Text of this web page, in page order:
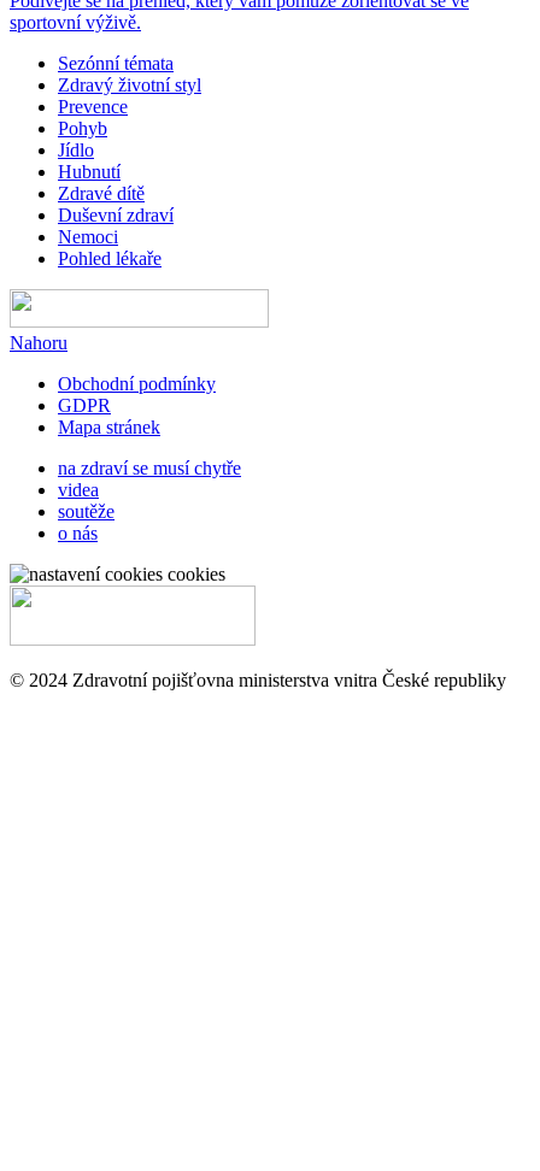
sportovní výživě.
Sezónní témata
Zdravý životní styl
Prevence
Pohyb
Jídlo
Hubnutí
Zdravé dítě
Duševní zdraví
Nemoci
Pohled lékaře
Nahoru
Obchodní podmínky
GDPR
Mapa stránek
na zdraví se musí chytře
videa
soutěže
o nás
cookies
© 2024 Zdravotní pojišťovna ministerstva vnitra České republiky